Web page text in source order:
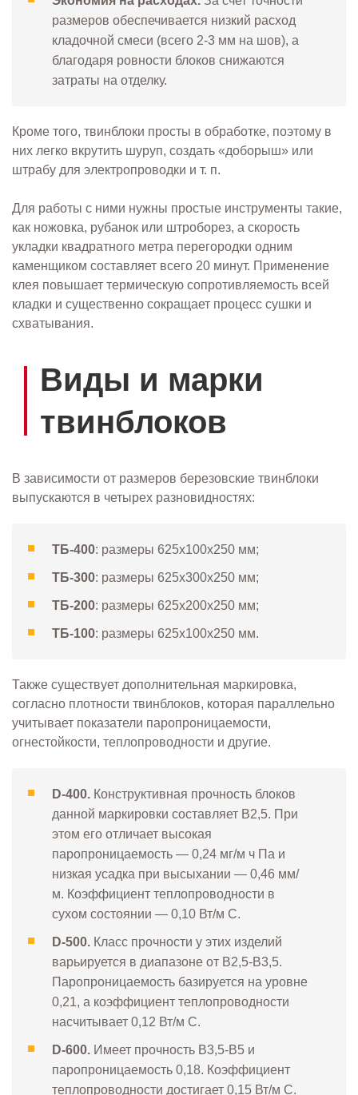
размеров обеспечивается низкий расход
кладочной смеси (всего 2-3 мм на шов), а
благодаря ровности блоков снижаются
затраты на отделку.
Кроме того, твинблоки просты в обработке, поэтому в
них легко вкрутить шуруп, создать «доборыш» или
штрабу для электропроводки и т. п.
Для работы с ними нужны простые инструменты такие,
как ножовка, рубанок или штроборез, а скорость
укладки квадратного метра перегородки одним
каменщиком составляет всего 20 минут. Применение
клея повышает термическую сопротивляемость всей
кладки и существенно сокращает процесс сушки и
схватывания.
Виды и марки
твинблоков
В зависимости от размеров березовские твинблоки
выпускаются в четырех разновидностях:
ТБ-400: размеры 625х100х250 мм;
ТБ-300: размеры 625х300x250 мм;
ТБ-200: размеры 625х200х250 мм;
ТБ-100: размеры 625х100х250 мм.
Также существует дополнительная маркировка,
согласно плотности твинблоков, которая параллельно
учитывает показатели паропроницаемости,
огнестойкости, теплопроводности и другие.
D-400. Конструктивная прочность блоков
данной маркировки составляет В2,5. При
этом его отличает высокая
паропроницаемость — 0,24 мг/м ч Па и
низкая усадка при высыхании — 0,46 мм/
м. Коэффициент теплопроводности в
сухом состоянии — 0,10 Вт/м С.
D-500. Класс прочности у этих изделий
варьируется в диапазоне от В2,5-В3,5.
Паропроницаемость базируется на уровне
0,21, а коэффициент теплопроводности
насчитывает 0,12 Вт/м С.
D-600. Имеет прочность В3,5-В5 и
паропроницаемость 0,18. Коэффициент
теплопроводности достигает 0,15 Вт/м С.